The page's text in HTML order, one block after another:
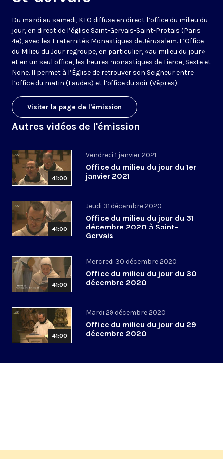
Du mardi au samedi, KTO diffuse en direct l’office du milieu du
jour, en direct de l’église Saint-Gervais-Saint-Protais (Paris
4e), avec les Fraternités Monastiques de Jérusalem. L’Office
du Milieu du Jour regroupe, en particulier, «au milieu du jour»
et en un seul office, les heures monastiques de Tierce, Sexte et
None. Il permet à l’Église de retrouver son Seigneur entre
l’office du matin (Laudes) et l’office du soir (Vêpres).
Visiter la page de l'émission
Autres vidéos de l'émission
41:00
Vendredi 1 janvier 2021
Office du milieu du jour du 1er
janvier 2021
41:00
Jeudi 31 décembre 2020
Office du milieu du jour du 31
décembre 2020 à Saint-
Gervais
41:00
Mercredi 30 décembre 2020
Office du milieu du jour du 30
décembre 2020
41:00
Mardi 29 décembre 2020
Office du milieu du jour du 29
décembre 2020